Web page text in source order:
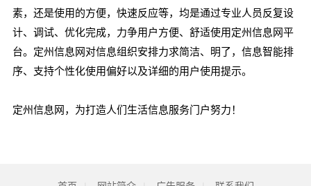
素，还是使用的方便，快速反应等，均是通过专业人员反复设
计、调试、优化完成，力争用户方便、舒适使用定州信息网平
台。定州信息网对信息组织安排力求简洁、明了，信息智能排
序、支持个性化使用偏好以及详细的用户使用提示。
定州信息网，为打造人们生活信息服务门户努力！